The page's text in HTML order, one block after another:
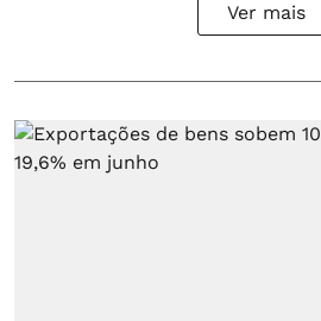
Ver mais